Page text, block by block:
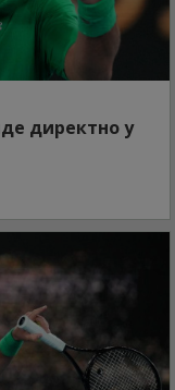
директно у